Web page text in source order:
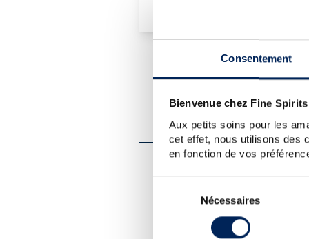
Consentement
Bienvenue chez Fine
Aux petits soins pour les
cet effet, nous utilisons des
en fonction de vos
consentement
Nécessaires
CHICHIBU 2009 OF.
MOOD FOR LOVE
Single cask (#641)
distillé en 2009 et
élevage en fût de bourbon
l'œuvre de l'artiste